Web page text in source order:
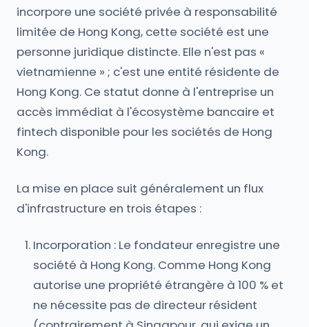
incorpore une société privée à responsabilité
limitée de Hong Kong, cette société est une
personne juridique distincte. Elle n'est pas «
vietnamienne » ; c'est une entité résidente de
Hong Kong. Ce statut donne à l'entreprise un
accès immédiat à l'écosystème bancaire et
fintech disponible pour les sociétés de Hong
Kong.
La mise en place suit généralement un flux
d'infrastructure en trois étapes :
Incorporation : Le fondateur enregistre une
société à Hong Kong. Comme Hong Kong
autorise une propriété étrangère à 100 % et
ne nécessite pas de directeur résident